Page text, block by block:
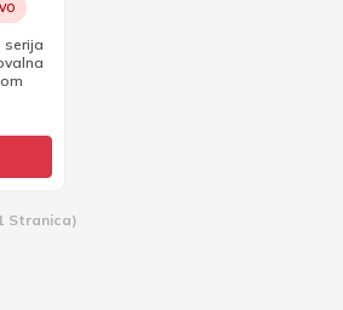
serija
Stranica)